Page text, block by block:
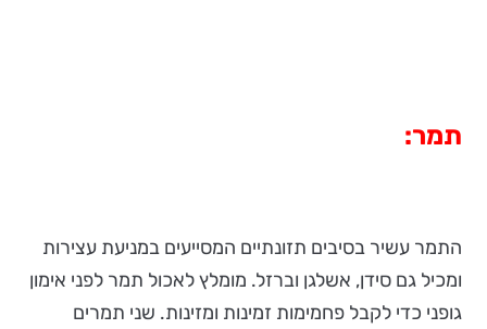
תמר:
התמר עשיר בסיבים תזונתיים המסייעים במניעת עצירות
ומכיל גם סידן, אשלגן וברזל. מומלץ לאכול תמר לפני אימון
גופני כדי לקבל פחמימות זמינות ומזינות. שני תמרים